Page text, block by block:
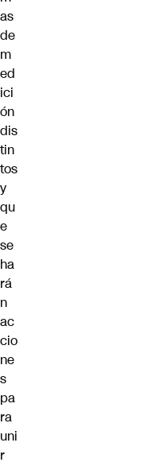
as
de
m
ed
ici
ón
dis
tin
tos
y
qu
e
se
ha
rá
n
ac
cio
ne
s
pa
ra
uni
r